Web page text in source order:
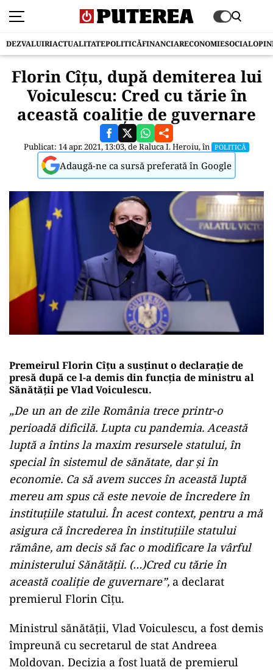
DEZVALUIRIACTUALITATEPOLITICĂFINANCIARECONOMIESOCIAL
Florin Cîțu, după demiterea lui
Voiculescu: Cred cu tărie în
această coaliție de guvernare
Publicat: 14 apr. 2021, 13:03, deRaluca I. Heroiu, în POLITICĂ
Adaugă-ne ca sursă preferată în Google
Premeirul Florin Cîțu a susținut o declarație de
presă după ce l-a demis din funcția de ministru al
Sănătății pe Vlad Voiculescu.
„De un an de zile România trece printr-o
perioadă dificilă. Lupta cu pandemia. Această
luptă a întins la maxim resursele statului, în
special în sistemul de sănătate, dar și în
economie. Ca să avem succes în această luptă
mereu am spus că este nevoie de încredere în
instituțiile statului. În acest context, pentru a mă
asigura că încrederea în instituțiile statului
rămâne, am decis să fac o modificare la vârful
ministerului Sănătății. (…)Cred cu tărie în
această coaliție de guvernare”, a declarat
premierul Florin Cîțu.
Ministrul sănătății, Vlad Voiculescu, a fost demis
împreună cu secretarul de stat Andreea
Moldovan. Decizia a fost luată de premierul